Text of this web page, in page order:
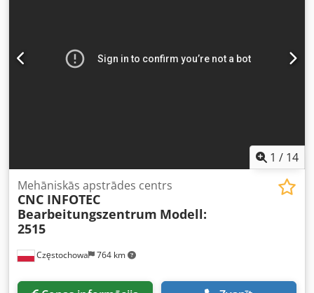
uzstādīt bigošanas, perforēšanas un griešanas
instrumentus. Iespējama Heidelberg vai Techni-Fold
1 / 14
Częstochowa 764 km
Mehāniskās apstrādes centrs
CNC INFOTEC
Bearbeitungszentrum Modell:
2515